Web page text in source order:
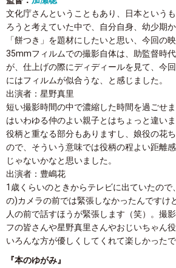
文化庁さんということもあり、日本という
ろうと考えていた中で、自分自身、幼少期
「餅つき」を題材にしたいと思い、今回の
35mmフィルムでの撮影自体は、助監督時
が、仕上げの際にディディールを見て、今
にはフィルムが似合うな、と感じました。
出演者：星野真里
短い撮影時間の中で濃縮した時間を過ごせ
はいわゆる仲のよい親子とはちょっと違いま
役柄と重なる部分もありますし、娘役の花
ので、そういう意味では役柄の程よい距離
じゃないかなと思いました。
出演者：豊嶋花
1歳くらいのときからテレビに出ていたの
の)カメラの前では緊張しなかったんですけ
人の前で話すほうが緊張します（笑）。撮
フの皆さんや星野真里さんやおじいちゃん
いろんな方が優しくしてくれて楽しかったで
『本のゆがみ』